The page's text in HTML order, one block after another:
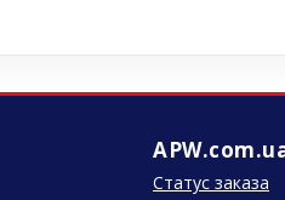
Статус заказа